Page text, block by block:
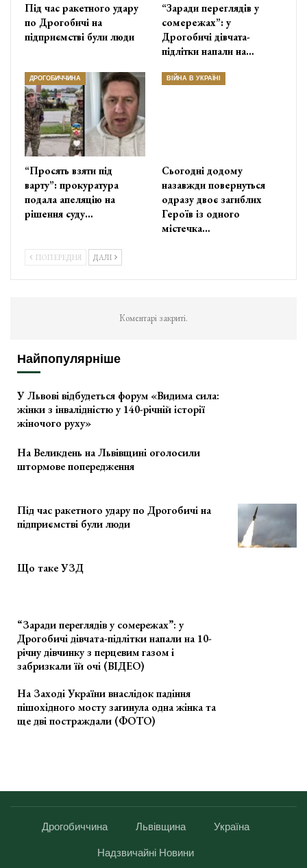
Під час ракетного удару
по Дрогобичі на
підприємстві були люди
“Заради переглядів у
сомережах”: у
Дрогобичі дівчата-
підлітки напали на…
ДРОГОБИЧЧИНА
“Просять взяти під
варту”: прокуратура
подала апеляцію на
рішення суду…
ВІЙНА В УКРАЇНІ
Сьогодні додому
назавжди повернуться
одразу двоє загиблих
Героїв із одного
містечка…
ПОПЕРЕДНЯ ДАЛІ
Коментарі закриті.
Найпопулярніше
У Львові відбудеться форум «Видима сила:
жінки з інвалідністю у 140-річній історії
жіночого руху»
На Великдень на Львівщині оголосили
штормове попередження
Під час ракетного удару по Дрогобичі на
підприємстві були люди
Що таке УЗД
“Заради переглядів у сомережах”: у
Дрогобичі дівчата-підлітки напали на 10-
річну дівчинку з перцевим газом і
забризкали їй очі (ВІДЕО)
На Заході України внаслідок падіння
пішохідного мосту загинула одна жінка та
ще дві постраждали (ФОТО)
Дрогобиччина Львівщина Україна
Надзвичайні Новини